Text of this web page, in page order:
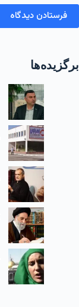
فرستادن دیدگاه
برگزیده‌ها